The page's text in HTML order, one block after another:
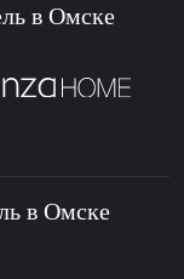
в Омске
в Омске